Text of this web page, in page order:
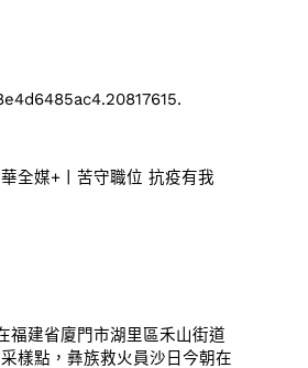
媒+丨苦守職位 抗疫有我
建省廈門市湖里區禾山街道
樣點，彝族救火員沙日今朝在